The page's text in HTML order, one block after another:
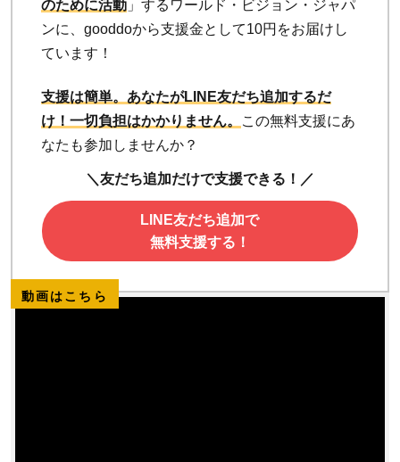
のために活動 」するワールド・ビジョン・ジャパ
ンに、gooddoから支援金として10円をお届けし
ています！
支援は簡単。あなたがLINE友だち追加するだ
け！ 一切負担はかかりません。
この無料支援にあ
なたも参加しませんか？
＼友だち追加だけで支援できる！／
LINE友だち追加で
無料支援する！
動画はこちら